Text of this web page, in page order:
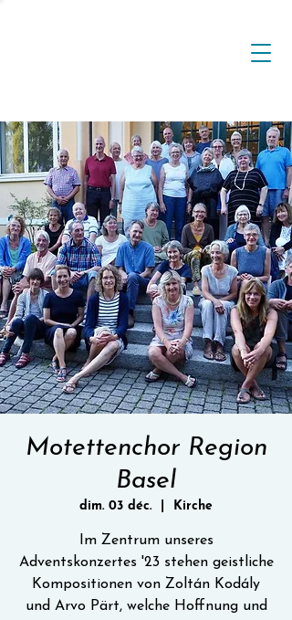
Motettenchor Region
Basel
dim. 03 déc. Kirche
Im Zentrum unseres
Adventskonzertes '23 stehen geistliche
Kompositionen von Zoltán Kodály
und Arvo Pärt, welche Hoffnung und